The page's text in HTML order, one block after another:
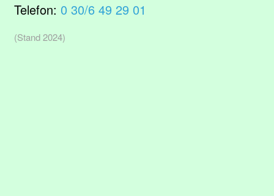
Telefon: 0 30/6 49 29 01
(Stand 2024)